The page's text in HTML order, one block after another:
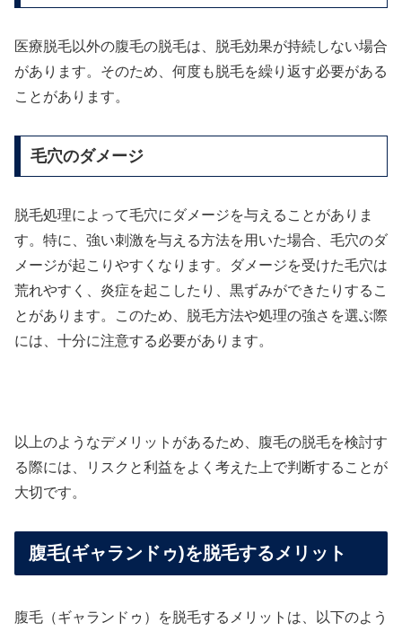
医療脱毛以外の腹毛の脱毛は、脱毛効果が持続しない場合
があります。そのため、何度も脱毛を繰り返す必要がある
ことがあります。
毛穴のダメージ
脱毛処理によって毛穴にダメージを与えることがありま
す。特に、強い刺激を与える方法を用いた場合、毛穴のダ
メージが起こりやすくなります。ダメージを受けた毛穴は
荒れやすく、炎症を起こしたり、黒ずみができたりするこ
とがあります。このため、脱毛方法や処理の強さを選ぶ際
には、十分に注意する必要があります。
以上のようなデメリットがあるため、腹毛の脱毛を検討す
る際には、リスクと利益をよく考えた上で判断することが
大切です。
腹毛(ギャランドゥ)を脱毛するメリット
腹毛（ギャランドゥ）を脱毛するメリットは、以下のよう